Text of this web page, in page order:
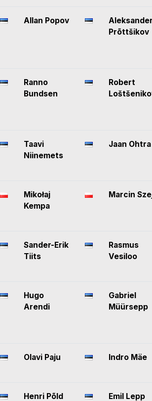
Allan Popov
Prõttšikov
Ranno
Bundsen
Robert
Taavi
Niinemets
Jaan Ohtra
Mikołaj
Kempa
Marcin
Sander-Erik
Tiits
Rasmus
Vesiloo
Hugo
Arendi
Gabriel
Müürsepp
Olavi Paju Indro Mäe
Henri Põld Emil Lepp